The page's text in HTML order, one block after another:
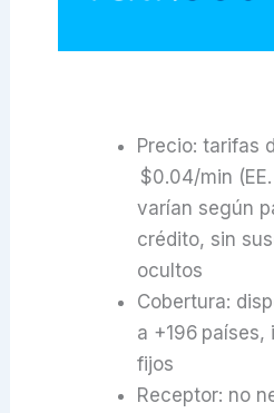
Precio: tarifas
$0.04/min
varían según
crédito, sin
ocultos
Cobertura:
a +196
fijos
Receptor: no